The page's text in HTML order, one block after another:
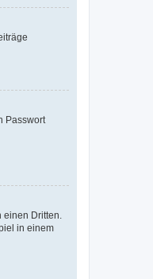
Passwort
Dritten.
in einem